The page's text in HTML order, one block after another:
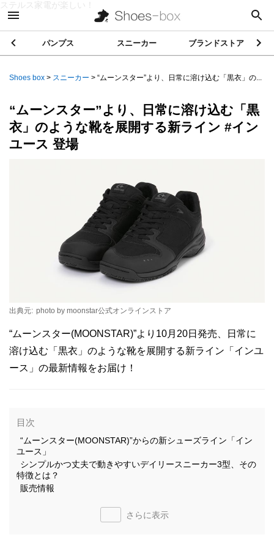
ステルス家電が楽しい！
パンプス スニーカー ブランドストア
Shoes box > スニーカー > “ムーンスター”より、日常に溶け込む「黒衣」の...
“ムーンスター”より、日常に溶け込む「黒
衣」のような靴を展開する新ライン #イン
ユース 登場
出典元: photo by moonstar公式オンラインストア
“ムーンスター(MOONSTAR)”より10月20日発売、日常に
溶け込む「黒衣」のような靴を展開する新ライン「インユ
ース」の最新情報をお届け！
目次
“ムーンスター(MOONSTAR)”からの新シューズライン「イン
ユース」
シンプルかつ丈夫で動きやすいデイリースニーカー3型、その
特徴とは？
販売情報
さらに表示